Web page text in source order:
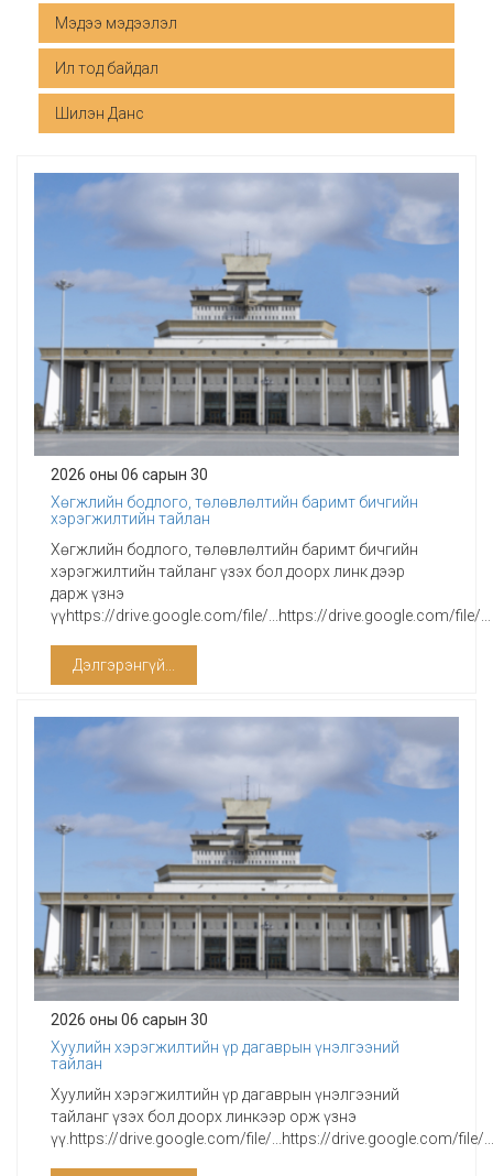
Мэдээ мэдээлэл
Ил тод байдал
Шилэн Данс
2026 оны 06 сарын 30
Хөгжлийн бодлого, төлөвлөлтийн баримт бичгийн
хэрэгжилтийн тайлан
Хөгжлийн бодлого, төлөвлөлтийн баримт бичгийн
хэрэгжилтийн тайланг үзэх бол доорх линк дээр
дарж үзнэ
үүhttps://drive.google.com/file/...https://drive.google.com/file/...
Дэлгэрэнгүй...
2026 оны 06 сарын 30
Хуулийн хэрэгжилтийн үр дагаврын үнэлгээний
тайлан
Хуулийн хэрэгжилтийн үр дагаврын үнэлгээний
тайланг үзэх бол доорх линкээр орж үзнэ
үү.https://drive.google.com/file/...https://drive.google.com/file/